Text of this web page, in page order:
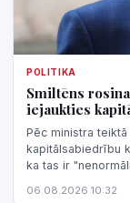
POLITIKA
Smiltēns
iejaukties
Pēc ministra
kapitālsabiedrību
ka tas ir
06.08.2026 10:32